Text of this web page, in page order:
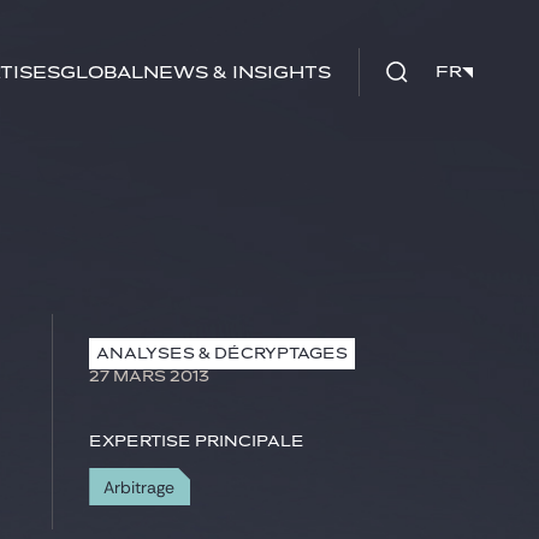
GlobalNews & insights FR
FR
ANALYSES & DÉCRYPTAGES
27 MARS 2013
Expertise principale
Arbitrage